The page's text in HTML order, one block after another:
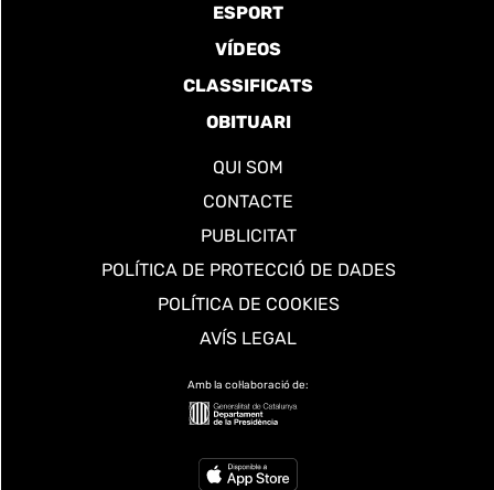
ESPORT
VÍDEOS
CLASSIFICATS
OBITUARI
QUI SOM
CONTACTE
PUBLICITAT
POLÍTICA DE PROTECCIÓ DE DADES
POLÍTICA DE COOKIES
AVÍS LEGAL
Amb la col·laboració de: